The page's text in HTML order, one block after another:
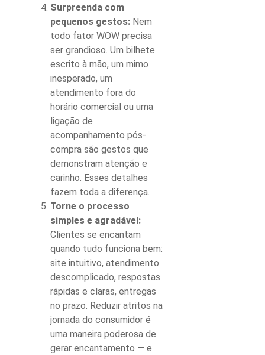
Surpreenda com
pequenos gestos: Nem
todo fator WOW precisa
ser grandioso. Um bilhete
escrito à mão, um mimo
inesperado, um
atendimento fora do
horário comercial ou uma
ligação de
acompanhamento pós-
compra são gestos que
demonstram atenção e
carinho. Esses detalhes
fazem toda a diferença.
Torne o processo
simples e agradável:
Clientes se encantam
quando tudo funciona bem:
site intuitivo, atendimento
descomplicado, respostas
rápidas e claras, entregas
no prazo. Reduzir atritos na
jornada do consumidor é
uma maneira poderosa de
gerar encantamento — e